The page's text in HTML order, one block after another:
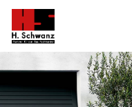
Produkte
Logistik und Büro